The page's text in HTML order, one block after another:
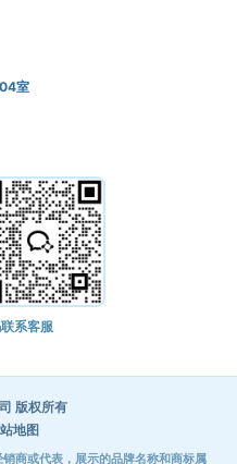
室
系客服
版权所有
地图
商或代表，展示的品牌名称和商标属